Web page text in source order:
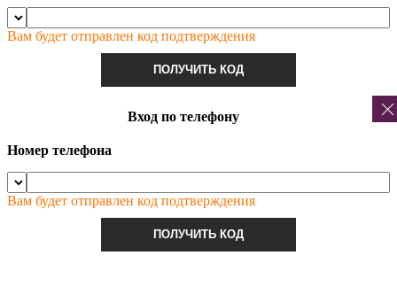
Вам будет отправлен код подтверждения
ПОЛУЧИТЬ КОД
Вход по телефону
Номер телефона
Вам будет отправлен код подтверждения
ПОЛУЧИТЬ КОД